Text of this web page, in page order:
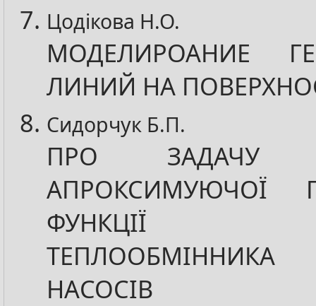
Цодікова Н.О.
МОДЕЛИРОАНИЕ
ЛИНИЙ НА
Сидорчук Б.П.
ПРО ЗАДАЧУ
АПРОКСИМУЮЧОЇ
ФУНКЦІЇ
НАСОСІВ